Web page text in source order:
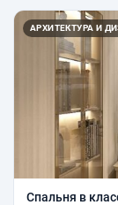
АРХИТЕКТУРА И
Спальня в